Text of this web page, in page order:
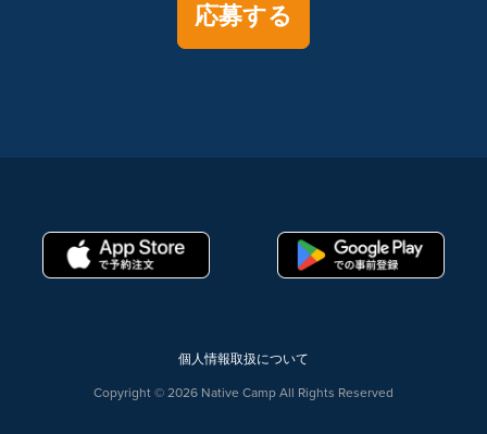
応募する
個人情報取扱について
Copyright © 2026 Native Camp All Rights Reserved